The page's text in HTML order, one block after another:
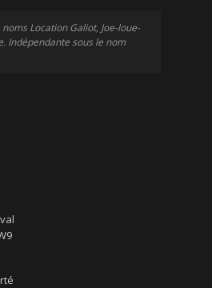
Location Galiot, Joe-loue-
Indépendante sous le nom